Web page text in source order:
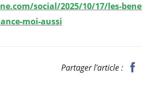
social/2025/10/17/les-
moi-aussi
Partager l'article :